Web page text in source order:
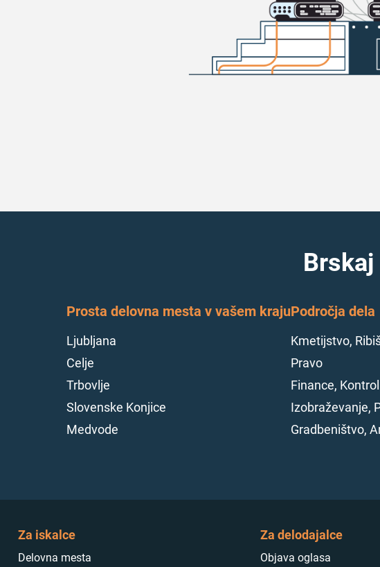
Prosta delovna mesta v vašem kraju
Ljubljana
Celje
Trbovlje
Slovenske Konjice
Medvode
Področja dela
Kmetijstvo,
Pravo
Finance,
Izobraževanje,
Gradbeništvo,
Za iskalce
Delovna mesta
Za delodajalce
Objava oglasa